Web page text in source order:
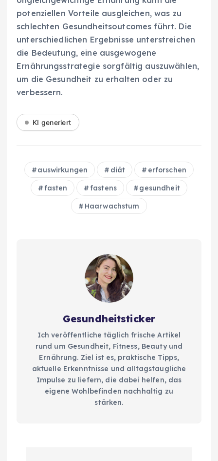
potenziellen Vorteile ausgleichen, was zu
schlechten Gesundheitsoutcomes führt. Die
unterschiedlichen Ergebnisse unterstreichen
die Bedeutung, eine ausgewogene
Ernährungsstrategie sorgfältig auszuwählen,
um die Gesundheit zu erhalten oder zu
verbessern.
KI generiert
auswirkungen diät erforschen
fasten fastens gesundheit
Haarwachstum
Gesundheitsticker
Ich veröffentliche täglich frische Artikel
rund um Gesundheit, Fitness, Beauty und
Ernährung. Ziel ist es, praktische Tipps,
aktuelle Erkenntnisse und alltagstaugliche
Impulse zu liefern, die dabei helfen, das
eigene Wohlbefinden nachhaltig zu
stärken.